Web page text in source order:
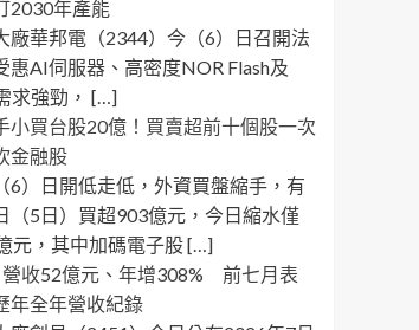
2030年產能
廠華邦電（2344）今（6）日召開法
惠AI伺服器、高密度NOR Flash及
求強勁， […]
小買台股20億！買賣超前十個股一次
融股
6）日開低走低，外資買盤縮手，有
（5日）買超903億元，今日縮水僅
元，其中加碼電子股 […]
收52億元、年增308% 前七月表
年全年營收紀錄